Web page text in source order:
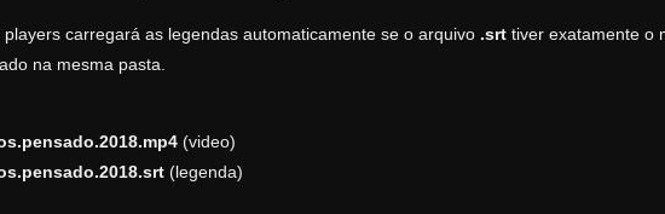
players carregará as legendas automaticamente se o arquivo .srttiver exatamente o
na mesma pasta.
(video)
(legenda)